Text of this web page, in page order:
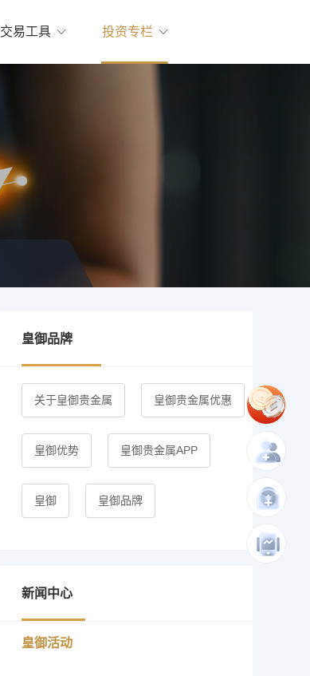
交易工具 投资专栏
皇御品牌
关于皇御贵金属 皇御贵金属优惠
皇御优势 皇御贵金属APP
皇御 皇御品牌
新闻中心
皇御活动